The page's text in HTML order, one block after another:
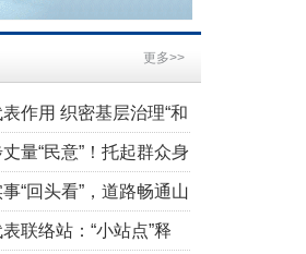
更多>>
作用 织密基层治理“和
量“民意”！托起群众身
“回头看”，道路畅通山
联络站：“小站点”释